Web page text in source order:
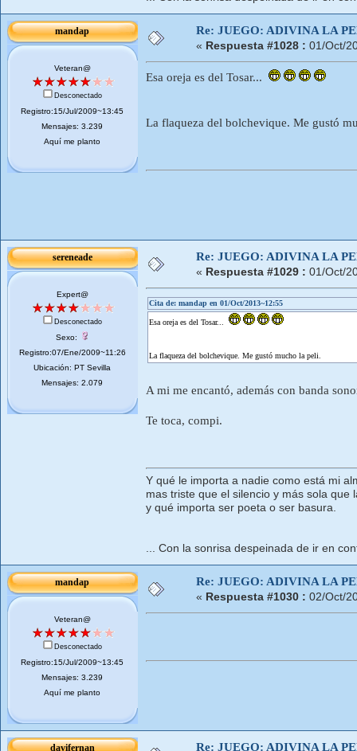
mandap
Veteran@
Desconectado
Registro:15/Jul/2009~13:45
Mensajes: 3.239
Aquí me planto
Re: JUEGO: ADIVINA LA
« Respuesta #1028 : 01/Oct/
Esa oreja es del Tosar...
La flaqueza del bolchevique. Me gustó
sereneade
Expert@
Desconectado
Sexo:
Registro:07/Ene/2009~11:26
Ubicación: PT Sevilla
Mensajes: 2.079
Re: JUEGO: ADIVINA LA
« Respuesta #1029 : 01/Oct/
Cita de: mandap en 01/Oct/2013~12:55
Esa oreja es del Tosar...
La flaqueza del bolchevique. Me gustó mucho la peli.
A mi me encantó, además con banda
Te toca, compi.
Y qué le importa a nadie como está mi
mas triste que el silencio y más sola que
y qué importa ser poeta o ser basura.
... Con la sonrisa despeinada de ir en
mandap
Veteran@
Desconectado
Registro:15/Jul/2009~13:45
Mensajes: 3.239
Aquí me planto
Re: JUEGO: ADIVINA LA
« Respuesta #1030 : 02/Oct/
davifernan Re: JUEGO: ADIVINA LA